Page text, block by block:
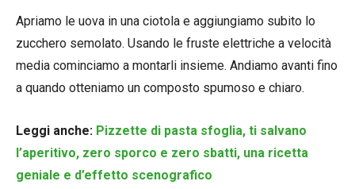
Apriamo le uova in una ciotola e aggiungiamo subito lo
zucchero semolato. Usando le fruste elettriche a velocità
media cominciamo a montarli insieme. Andiamo avanti fino
a quando otteniamo un composto spumoso e chiaro.
Leggi anche: Pizzette di pasta sfoglia, ti salvano
l’aperitivo, zero sporco e zero sbatti, una ricetta
geniale e d’effetto scenografico